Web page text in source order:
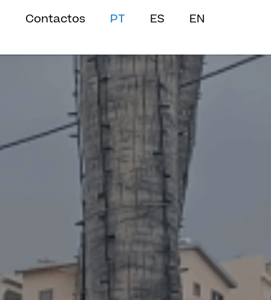
Contactos PT ES EN